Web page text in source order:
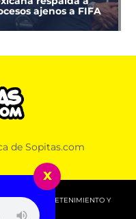
ajenos a FIFA
de Sopitas.com
ENTRETENIMIENTO Y
x